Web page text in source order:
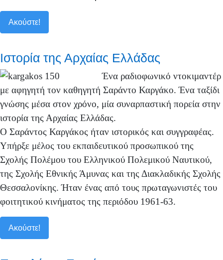
Ακούστε!
Ιστορία της Αρχαίας Ελλάδας
Ένα ραδιοφωνικό ντοκιμαντέρ
με αφηγητή τον καθηγητή Σαράντο Καργάκο. Ένα ταξίδι
γνώσης μέσα στον χρόνο, μία συναρπαστική πορεία στην
ιστορία της Αρχαίας Ελλάδας.
Ο Σαράντος Καργάκος ήταν ιστορικός και συγγραφέας.
Υπήρξε μέλος του εκπαιδευτικού προσωπικού της
Σχολής Πολέμου του Ελληνικού Πολεμικού Ναυτικού,
της Σχολής Εθνικής Άμυνας και της Διακλαδικής Σχολής
Θεσσαλονίκης. Ήταν ένας από τους πρωταγωνιστές του
φοιτητικού κινήματος της περιόδου 1961-63.
Ακούστε!